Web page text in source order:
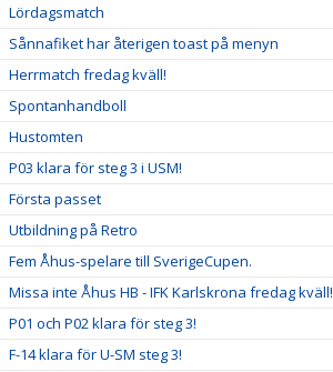
Lördagsmatch
Sånnafiket har återigen toast på menyn
Herrmatch fredag kväll!
Spontanhandboll
Hustomten
P03 klara för steg 3 i USM!
Första passet
Utbildning på Retro
Fem Åhus-spelare till SverigeCupen.
Missa inte Åhus HB - IFK Karlskrona fredag kväll!
P01 och P02 klara för steg 3!
F-14 klara för U-SM steg 3!